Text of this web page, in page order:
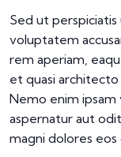
Sed ut
voluptatem
rem aperiam,
et quasi
Nemo enim
aspernatur aut
magni dolores